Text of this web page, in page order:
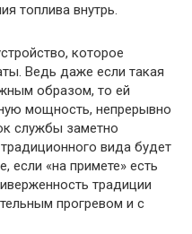
топлива внутрь.
которое
Ведь даже если такая
образом, то ей
мощность, непрерывно
службы заметно
вида будет
если «на примете» есть
традиции
прогревом и с